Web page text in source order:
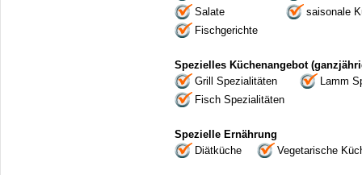
Salate
saisonale
Fischgerichte
Spezielles Küchenangebot
Grill Spezialitäten
Lamm
Fisch Spezialitäten
Spezielle Ernährung
Diätküche
Vegetarische